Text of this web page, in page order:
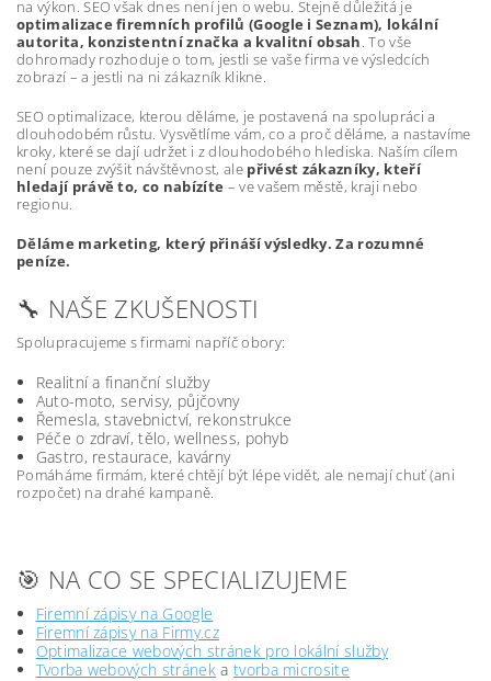
na výkon. SEO však dnes není jen o webu. Stejně důležitá je
optimalizace firemních profilů (Google i Seznam), lokální
autorita, konzistentní značka a kvalitní obsah. To vše
dohromady rozhoduje o tom, jestli se vaše firma ve výsledcích
zobrazí – a jestli na ni zákazník klikne.
SEO optimalizace, kterou děláme, je postavená na spolupráci a
dlouhodobém růstu. Vysvětlíme vám, co a proč děláme, a nastavíme
kroky, které se dají udržet i z dlouhodobého hlediska. Naším cílem
není pouze zvýšit návštěvnost, ale přivést zákazníky, kteří
hledají právě to, co nabízíte – ve vašem městě, kraji nebo
regionu.
Děláme marketing, který přináší výsledky. Za rozumné
peníze.
🔧 NAŠE ZKUŠENOSTI
Spolupracujeme s firmami napříč obory:
Realitní a finanční služby
Auto-moto, servisy, půjčovny
Řemesla, stavebnictví, rekonstrukce
Péče o zdraví, tělo, wellness, pohyb
Gastro, restaurace, kavárny
Pomáháme firmám, které chtějí být lépe vidět, ale nemají chuť (ani
rozpočet) na drahé kampaně.
🎯 NA CO SE SPECIALIZUJEME
Firemní zápisy na Google
Firemní zápisy na Firmy.cz
Optimalizace webových stránek pro lokální služby
Tvorba webových stráneka tvorba microsite